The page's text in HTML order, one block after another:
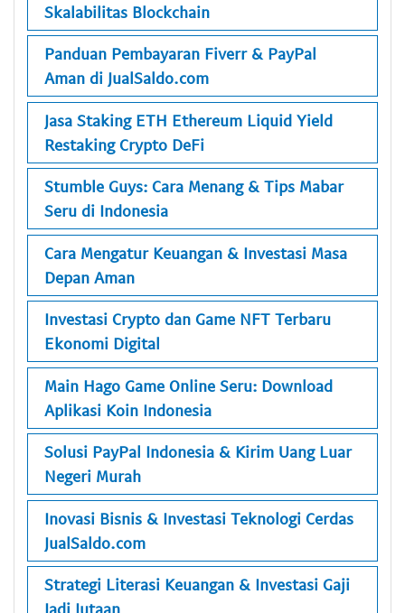
Skalabilitas Blockchain
Panduan Pembayaran Fiverr & PayPal
Aman di JualSaldo.com
Jasa Staking ETH Ethereum Liquid Yield
Restaking Crypto DeFi
Stumble Guys: Cara Menang & Tips Mabar
Seru di Indonesia
Cara Mengatur Keuangan & Investasi Masa
Depan Aman
Investasi Crypto dan Game NFT Terbaru
Ekonomi Digital
Main Hago Game Online Seru: Download
Aplikasi Koin Indonesia
Solusi PayPal Indonesia & Kirim Uang Luar
Negeri Murah
Inovasi Bisnis & Investasi Teknologi Cerdas
JualSaldo.com
Strategi Literasi Keuangan & Investasi Gaji
Jadi Jutaan